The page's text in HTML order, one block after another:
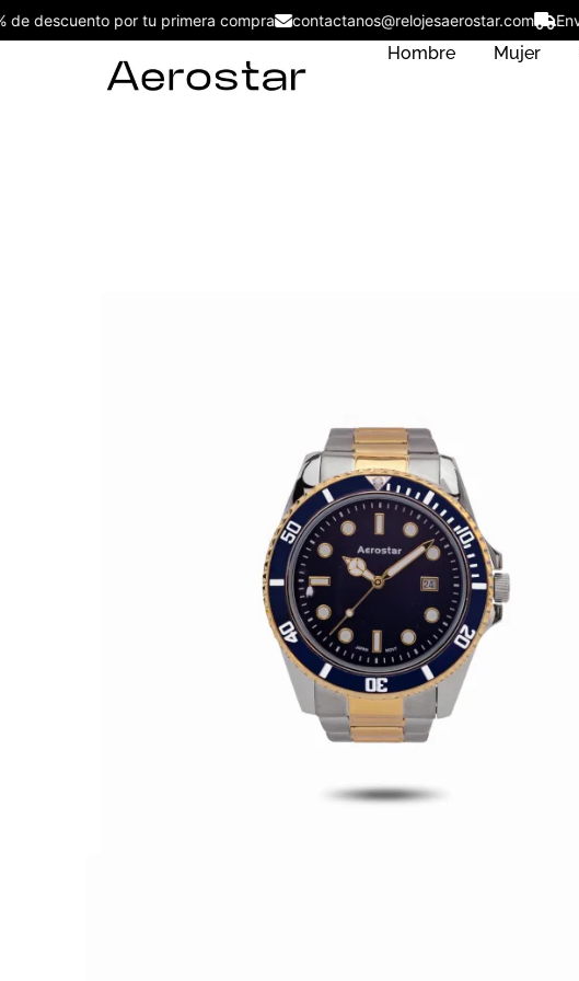
5% de descuento por tu primera compra contactanos@relojesaerostar.com
Hombre Mujer